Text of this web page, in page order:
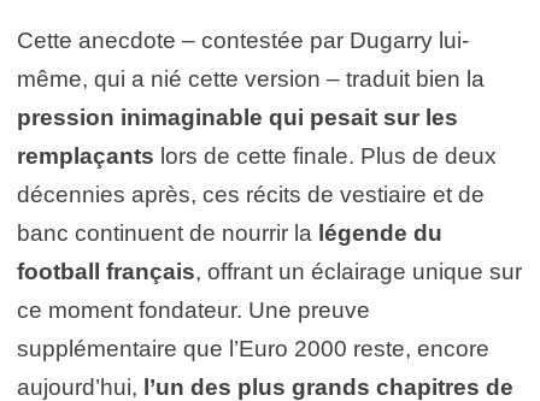
Cette anecdote – contestée par Dugarry lui-
même, qui a nié cette version – traduit bien la
pression inimaginable qui pesait sur les
remplaçants lors de cette finale. Plus de deux
décennies après, ces récits de vestiaire et de
banc continuent de nourrir la légende du
football français, offrant un éclairage unique sur
ce moment fondateur. Une preuve
supplémentaire que l’Euro 2000 reste, encore
aujourd’hui, l’un des plus grands chapitres de